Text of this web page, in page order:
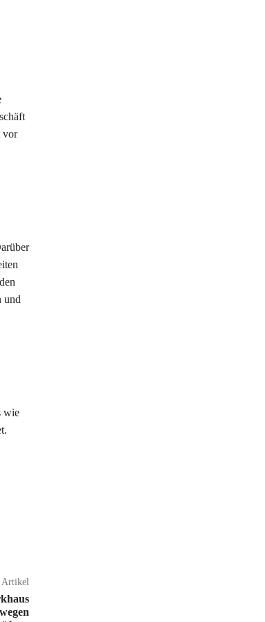
vor
und
wie
Artikel